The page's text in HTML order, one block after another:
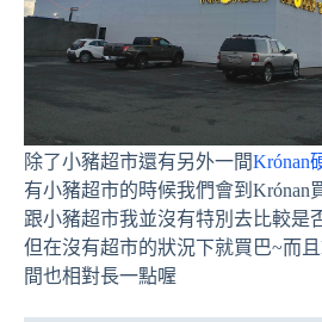
除了小豬超市還有另外一間Krónan
有小豬超市的時候我們會到Krónan
跟小豬超市我並沒有特別去比較是
但在沒有超市的狀況下就買巴~而
間也相對長一點喔